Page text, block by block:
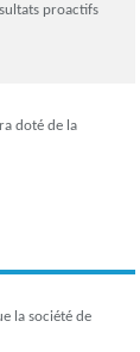
proactifs
doté de la
la société de